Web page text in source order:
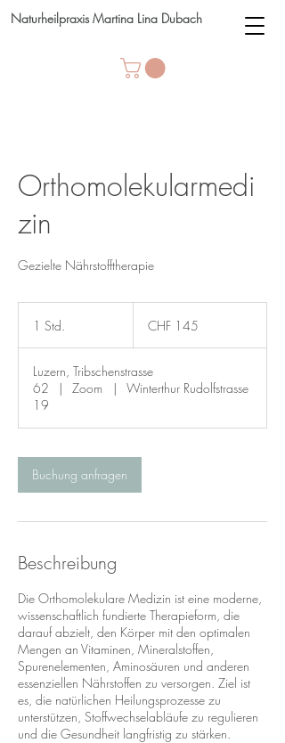
Naturheilpraxis Martina Lina Dubach
Orthomolekularmedi
zin
Gezielte Nährstofftherapie
1 Std.
d
Franken
CHF 145
Luzern, Tribschenstrasse
62
| Zoom |
Winterthur Rudolfstrasse
19
Buchung anfragen
Beschreibung
Die Orthomolekulare Medizin ist eine moderne,
wissenschaftlich fundierte Therapieform, die
darauf abzielt, den Körper mit den optimalen
Mengen an Vitaminen, Mineralstoffen,
Spurenelementen, Aminosäuren und anderen
essenziellen Nährstoffen zu versorgen. Ziel ist
es, die natürlichen Heilungsprozesse zu
unterstützen, Stoffwechselabläufe zu regulieren
und die Gesundheit langfristig zu stärken.